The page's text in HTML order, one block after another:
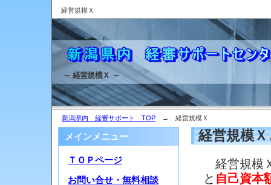
経営規模Ｘ
経営規模
経営規模
と 自己資本
メインメニュー
ＴＯＰページ
お問い合せ・無料相談
～ 経営規模Ｘ ～
新潟県内 経審サポート TOP → 経営規模Ｘ